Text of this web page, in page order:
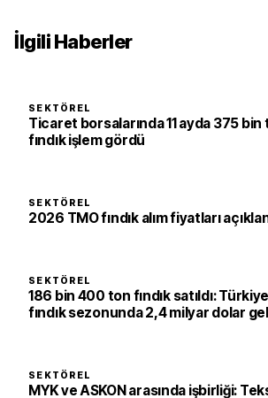
İlgili Haberler
SEKTÖREL
Ticaret borsalarında 11 ayda 375 bin
fındık işlem gördü
SEKTÖREL
2026 TMO fındık alım fiyatları
SEKTÖREL
186 bin 400 ton fındık satıldı:
fındık sezonunda 2,4 milyar dolar
SEKTÖREL
MYK ve ASKON arasında işbirliği: